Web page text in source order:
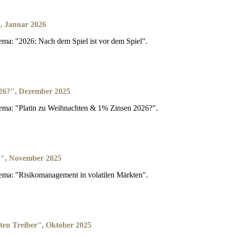
Januar 2026
"2026: Nach dem Spiel ist vor dem Spiel".
Dezember 2025
"Platin zu Weihnachten & 1% Zinsen 2026?".
November 2025
"Risikomanagement in volatilen Märkten".
Treiber", Oktober 2025